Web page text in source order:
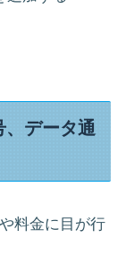
、データ通
料金に目が行